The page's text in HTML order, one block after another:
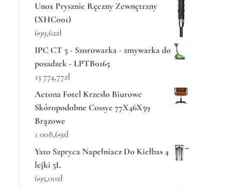
Unox Prysznic Ręczny Zewnętrzny
(XHC001)
699,62zł
IPC CT 5 - Szorowarka - zmywarka do
posadzek - LPTB0165
13 774,77zł
Actona Fotel Krzesło Biurowe
Skóropodobne Cossye 77X46X59
Brązowe
1 008,69zł
Yato Szpryca Napełniacz Do Kiełbas 4
lejki 5L
695,00zł